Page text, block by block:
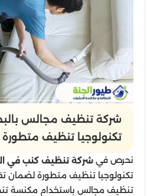
شركة تنظيف مجالس
تكنولوجيا تنظيف متطورة
نحرص في شركة تنظيف كنب في
تكنولوجيا تنظيف متطورة لضمان
تنظيف مجالس باستخدام مكنسة